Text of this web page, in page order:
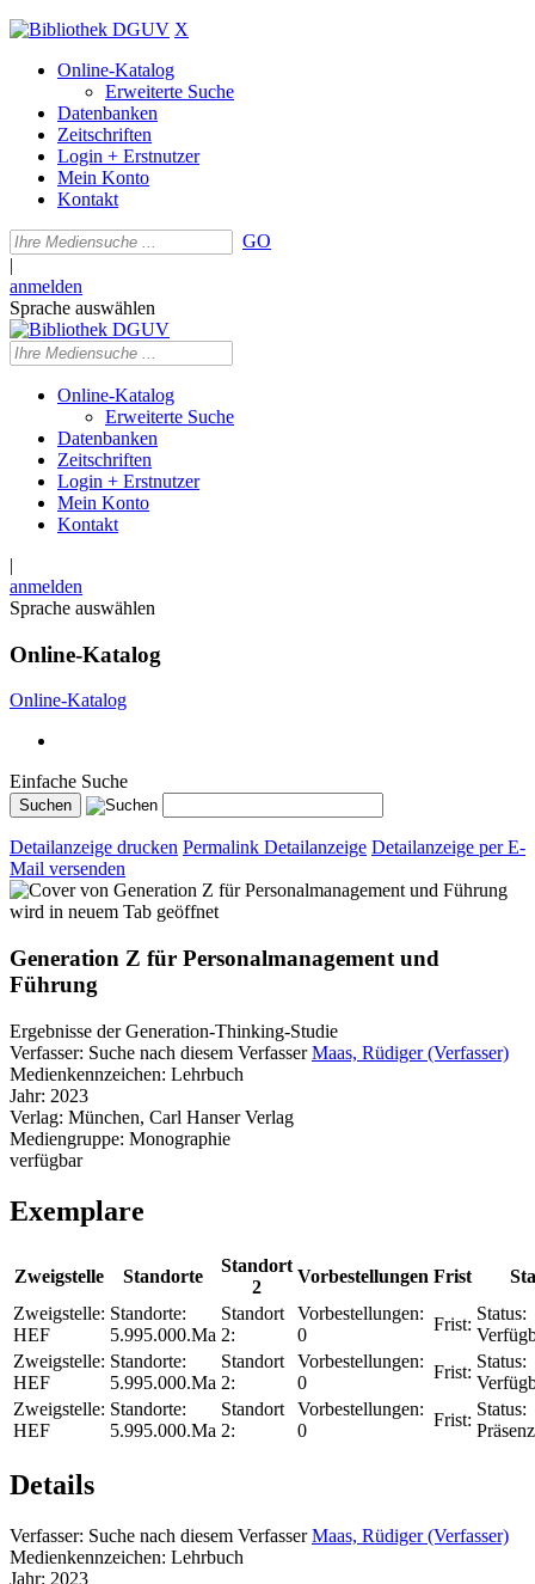
X
Online-Katalog
Erweiterte Suche
Datenbanken
Zeitschriften
Login + Erstnutzer
Mein Konto
Kontakt
GO
|
anmelden
Sprache auswählen
Online-Katalog
Erweiterte Suche
Datenbanken
Zeitschriften
Login + Erstnutzer
Mein Konto
Kontakt
|
anmelden
Sprache auswählen
Online-Katalog
Online-Katalog
Einfache Suche
Detailanzeige drucken Permalink Detailanzeige Detailanzeige per E-
Mail versenden
wird in neuem Tab geöffnet
Generation Z für Personalmanagement und
Führung
Ergebnisse der Generation-Thinking-Studie
Verfasser: Suche nach diesem Verfasser Maas, Rüdiger (Verfasser)
Medienkennzeichen: Lehrbuch
Jahr: 2023
Verlag: München, Carl Hanser Verlag
Mediengruppe: Monographie
verfügbar
Exemplare
Zweigstelle Standorte
Standort
2
Vorbestellungen Frist
Zweigstelle:
HEF
Standorte:
5.995.000.Ma
Standort
2:
Vorbestellungen:
0
Frist:
Status:
Zweigstelle:
HEF
Standorte:
5.995.000.Ma
Standort
2:
Vorbestellungen:
0
Frist:
Status:
Zweigstelle:
HEF
Standorte:
5.995.000.Ma
Standort
2:
Vorbestellungen:
0
Frist:
Status:
Details
Verfasser: Suche nach diesem Verfasser Maas, Rüdiger (Verfasser)
Medienkennzeichen: Lehrbuch
Jahr: 2023